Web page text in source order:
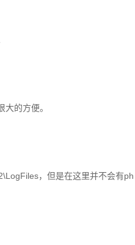
的方便。
，但是在这里并不会有ph